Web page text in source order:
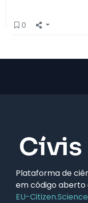
0
Plataforma de
em código
EU-Citizen.Science